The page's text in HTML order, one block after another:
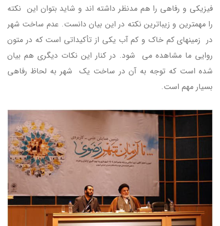
فيزيكي و رفاهي را هم مدنظر داشته اند و شايد بتوان اين نكته
را مهمترين و زيباترين نكته در اين بيان دانست. عدم ساخت شهر
در زمينهاي كم خاك و كم آب يكي از تأكيداتي است كه در متون
روايي ما مشاهده مي شود. در كنار اين نكات ديگري هم بيان
شده است كه توجه به آن در ساخت يك شهر به لحاظ رفاهي
بسيار مهم است.